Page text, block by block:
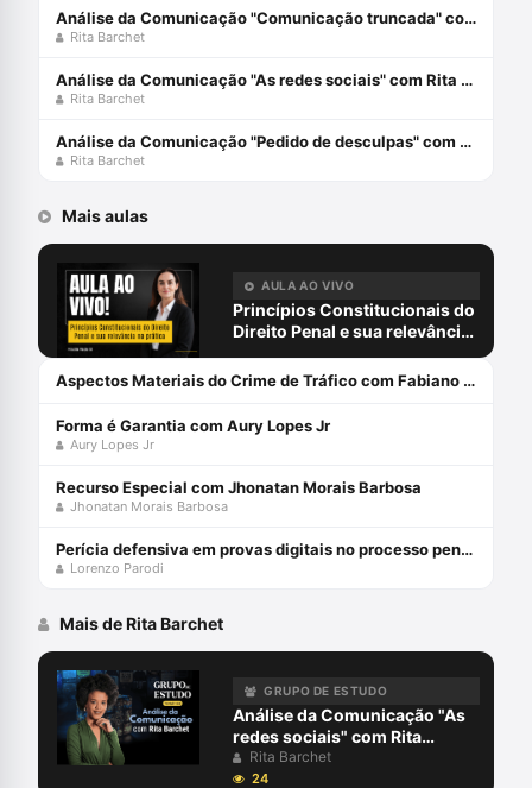
Análise da Comunicação "Comunicação truncada" com Rita Barchet
Rita Barchet
Análise da Comunicação "As redes sociais" com Rita Barchet
Rita Barchet
Análise da Comunicação "Pedido de desculpas" com Rita Barchet
Rita Barchet
Mais aulas
AULA AO VIVO
Princípios Constitucionais do
Direito Penal e sua relevância
Sá
Aspectos Materiais do Crime de Tráfico com Fabiano Lopes
Forma é Garantia com Aury Lopes Jr
Aury Lopes Jr
Recurso Especial com Jhonatan Morais Barbosa
Jhonatan Morais Barbosa
Perícia defensiva em provas digitais no processo penal com Lorenzo Parodi
Lorenzo Parodi
Mais de Rita Barchet
GRUPO DE ESTUDO
Análise da Comunicação "As
redes sociais" com Rita
Barchet
Rita Barchet
24